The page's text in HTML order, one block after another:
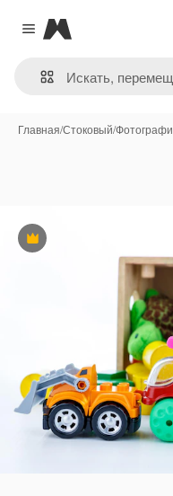
Close menu
Magnific
Главная/Стоковый/
Премиум